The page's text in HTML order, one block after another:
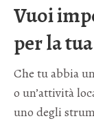
Vuoi
per la
Che tu abbia
o un’attività
uno degli